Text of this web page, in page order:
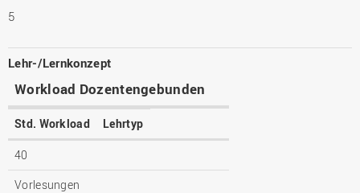
5
Lehr-/Lernkonzept
Workload Dozentengebunden
Std. Workload Lehrtyp
40
Vorlesungen